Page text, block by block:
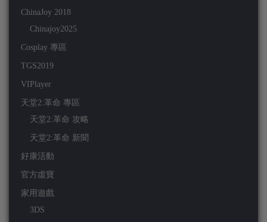
ChinaJoy 2018
Chinajoy2025
Cosplay 專區
TGS2019
VIPlayer
天堂2:革命 專區
天堂2:革命 攻略
天堂2:革命 新聞
好康活動
官方虛寶
家用遊戲
3DS